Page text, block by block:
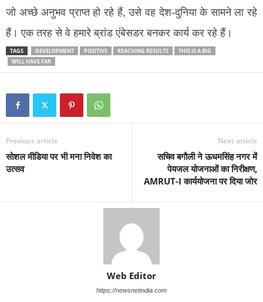
जो अच्छे अनुभव प्राप्त हो रहे हैं, उसे वह देश-दुनिया के सामने ला रहे
हैं। एक तरह से वे हमारे ब्रांड एंबेसडर बनकर कार्य कर रहे हैं।
TAGS DEVELOPMENT POSITIVE REACHING RESULTS
THIS IS A BIG
WILL HAVE FAR
Previous article
सोशल मीडिया पर भी मना निवेश का
उत्सव
Next article
सचिव बगौली ने ऊधमसिंह नगर में
पेयजल योजनाओं का निरीक्षण,
AMRUT-I कार्ययोजना पर दिया जोर
Web Editor
https://newsnetindia.com